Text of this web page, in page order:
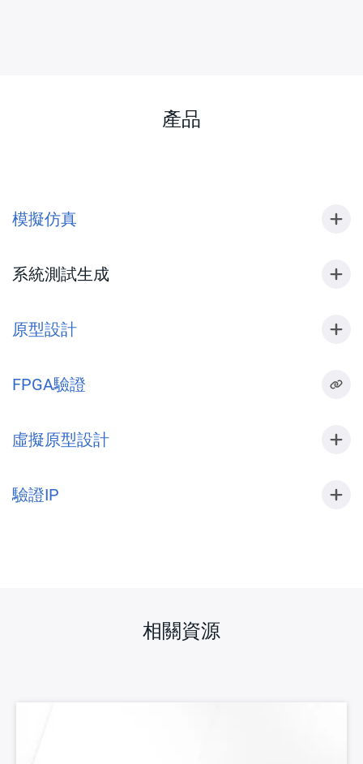
產品
模擬仿真
系統測試生成
原型設計
FPGA驗證
虛擬原型設計
驗證IP
相關資源